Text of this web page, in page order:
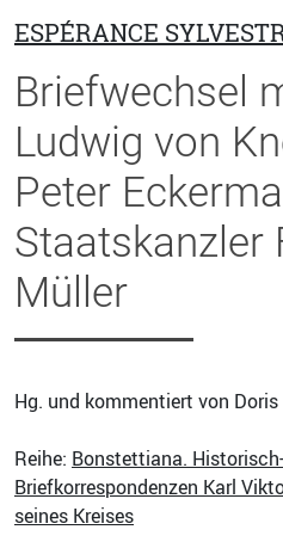
ESPÉRANCE
Briefwechsel
Ludwig von
Peter
Staatskanzler
Müller
Hg. und kommentiert von Doris
Reihe: Bonstettiana.
Briefkorrespondenzen Karl
seines Kreises